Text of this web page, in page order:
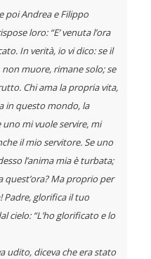
poi Andrea e Filippo
loro: “E’ venuta l’ora
In verità, io vi dico: se il
muore, rimane solo; se
Chi ama la propria vita,
in questo mondo, la
uno mi vuole servire, mi
il mio servitore. Se uno
l’anima mia è turbata;
quest’ora? Ma proprio per
Padre, glorifica il tuo
cielo: “L’ho glorificato e lo
udito, diceva che era stato